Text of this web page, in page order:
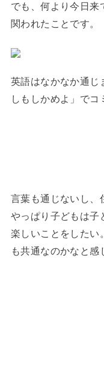
でも、何より今日来
関われたことです。
英語はなかなか通じ
しもしかめよ」でコ
言葉も通じないし、
やっぱり子どもは子
楽しいことをしたい
も共通なのかなと感